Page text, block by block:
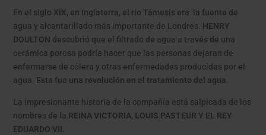
En el siglo XIX, en Inglaterra, el río Támesis era la fuente de
agua y alcantarillado más importante de Londres. HENRY
DOULTON descubrió que el filtrado de agua a través de una
cerámica porosa podría hacer que las personas dejaran de
enfermarse de cólera y otras enfermedades producidas por el
agua. Esta fue una revolución en el tratamiento del agua.
La impresionante historia de la compañía está salpicada de los
nombres de la REINA VICTORIA, LOUIS PASTEUR Y EL REY
EDUARDO VII.